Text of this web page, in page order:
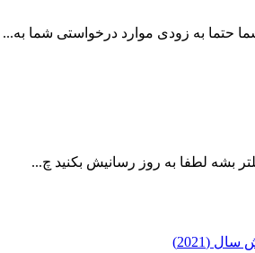
حتما به زودی موارد درخواستی شما به...
بشه لطفا به روز رسانیش بکنید چ...
(2021)